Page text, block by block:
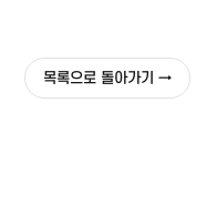
목록으로 돌아가기 →